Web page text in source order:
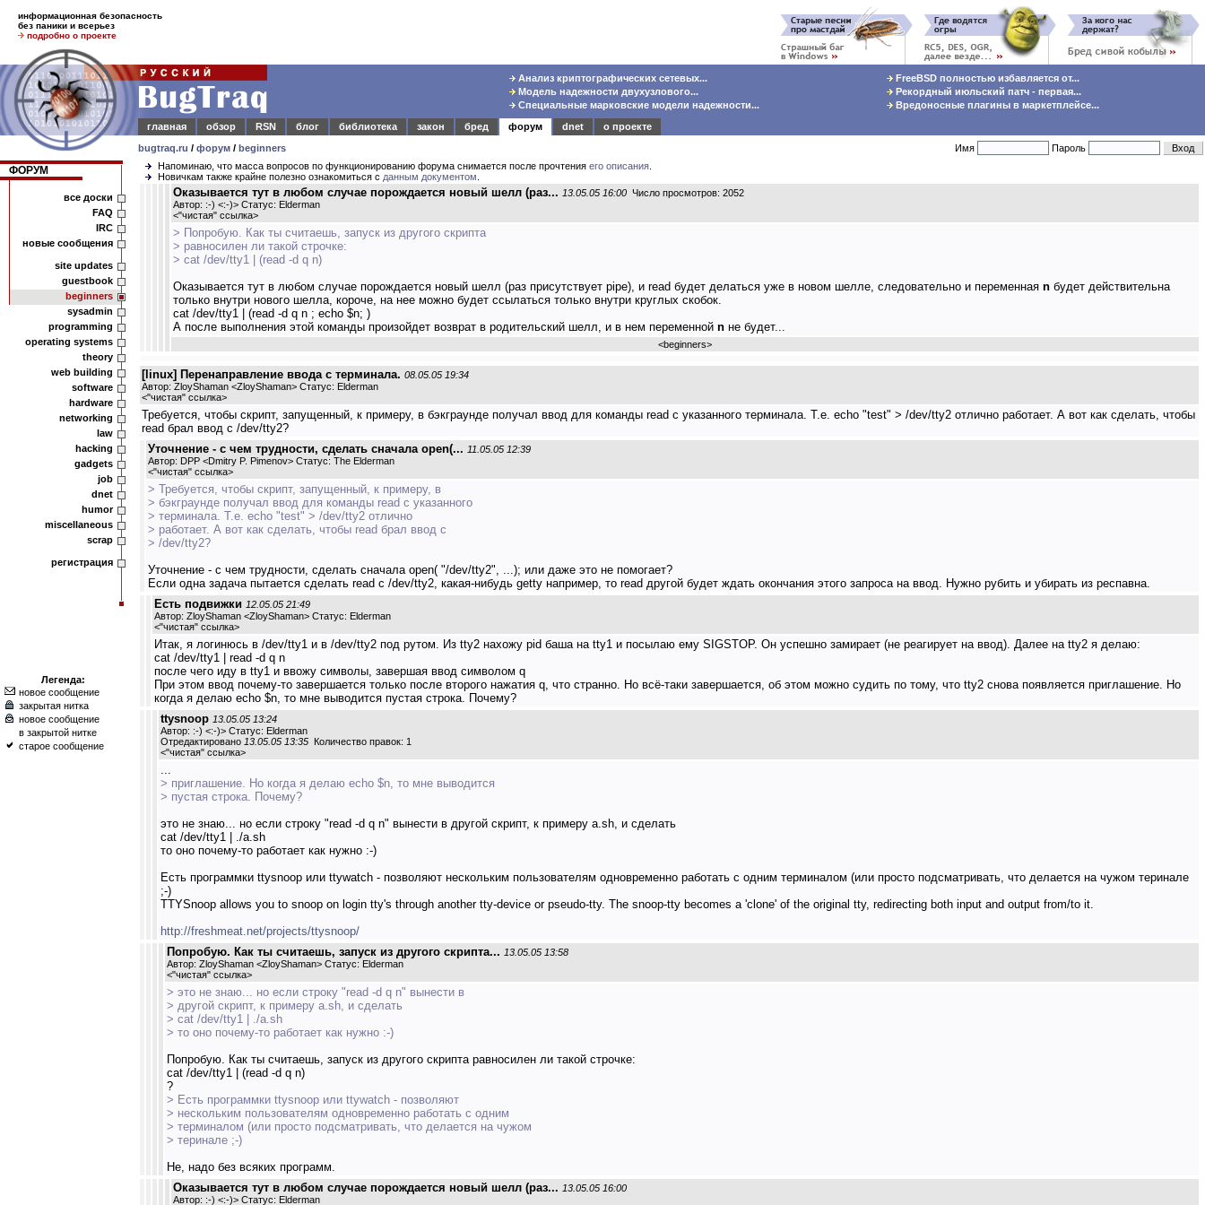
информационная безопасность
без паники и всерьез
подробно о проекте
Анализ криптографических сетевых...
Модель надежности двухузлового...
Специальные марковские модели надежности...
FreeBSD полностью избавляется от...
Рекордный июльский патч - первая...
Вредоносные плагины в маркетплейсе...
главная
обзор RSN блог библиотека закон бред форум dnet
о проекте
bugtraq.ru / форум / beginners Имя Пароль
ФОРУМ
все доски
FAQ
IRC
новые сообщения
site updates
guestbook
beginners
sysadmin
programming
operating systems
theory
web building
software
hardware
networking
law
hacking
gadgets
job
dnet
humor
miscellaneous
scrap
регистрация
Легенда:
новое сообщение
закрытая нитка
новое сообщение
в закрытой нитке
старое сообщение
Напоминаю, что масса вопросов по функционированию форума снимается после прочтения его описания
Новичкам также крайне полезно ознакомиться с данным документом
Оказывается тут в любом случае порождается новый шелл (раз... 13.05.05 16:00 Число просмотров: 2052
Автор: :-) <:-)> Статус: Elderman
<"чистая" ссылка>
> Попробую. Как ты считаешь, запуск из другого скрипта
> равносилен ли такой строчке:
> cat /dev/tty1 | (read -d q n)
Оказывается тут в любом случае порождается новый шелл (раз присутствует pipe), и read будет делаться уже в новом шелле, следовательно и переменная n будет действительна
только внутри нового шелла, короче, на нее можно будет ссылаться только внутри круглых скобок.
cat /dev/tty1 | (read -d q n ; echo $n; )
А после выполнения этой команды произойдет возврат в родительский шелл, и в нем переменной n не будет...
<beginners>
[linux] Перенаправление ввода с терминала. 08.05.05 19:34
Автор: ZloyShaman <ZloyShaman> Статус: Elderman
<"чистая" ссылка>
Требуется, чтобы скрипт, запущенный, к примеру, в бэкграунде получал ввод для команды read с указанного терминала. Т.е. echo "test" > /dev/tty2 отлично работает. А вот как сделать, чтобы
read брал ввод с /dev/tty2?
Уточнение - с чем трудности, сделать сначала open(... 11.05.05 12:39
Автор: DPP <Dmitry P. Pimenov> Статус: The Elderman
<"чистая" ссылка>
> Требуется, чтобы скрипт, запущенный, к примеру, в
> бэкграунде получал ввод для команды read с указанного
> терминала. Т.е. echo "test" > /dev/tty2 отлично
> работает. А вот как сделать, чтобы read брал ввод с
> /dev/tty2?
Уточнение - с чем трудности, сделать сначала open( "/dev/tty2", ...); или даже это не помогает?
Если одна задача пытается сделать read с /dev/tty2, какая-нибудь getty например, то read другой будет ждать окончания этого запроса на ввод. Нужно рубить и убирать из респавна.
Есть подвижки 12.05.05 21:49
Автор: ZloyShaman <ZloyShaman> Статус: Elderman
<"чистая" ссылка>
Итак, я логинюсь в /dev/tty1 и в /dev/tty2 под рутом. Из tty2 нахожу pid баша на tty1 и посылаю ему SIGSTOP. Он успешно замирает (не реагирует на ввод). Далее на tty2 я делаю:
cat /dev/tty1 | read -d q n
после чего иду в tty1 и ввожу символы, завершая ввод символом q
При этом ввод почему-то завершается только после второго нажатия q, что странно. Но всё-таки завершается, об этом можно судить по тому, что tty2 снова появляется приглашение. Но
когда я делаю echo $n, то мне выводится пустая строка. Почему?
ttysnoop 13.05.05 13:24
Автор: :-) <:-)> Статус: Elderman
Отредактировано 13.05.05 13:35 Количество правок: 1
<"чистая" ссылка>
...
> приглашение. Но когда я делаю echo $n, то мне выводится
> пустая строка. Почему?
это не знаю... но если строку "read -d q n" вынести в другой скрипт, к примеру a.sh, и сделать
cat /dev/tty1 | ./a.sh
то оно почему-то работает как нужно :-)
Есть программки ttysnoop или ttywatch - позволяют нескольким пользователям одновременно работать с одним терминалом (или просто подсматривать, что делается на чужом теринале
;-)
TTYSnoop allows you to snoop on login tty's through another tty-device or pseudo-tty. The snoop-tty becomes a 'clone' of the original tty, redirecting both input and output from/to it.
http://freshmeat.net/projects/ttysnoop/
Попробую. Как ты считаешь, запуск из другого скрипта... 13.05.05 13:58
Автор: ZloyShaman <ZloyShaman> Статус: Elderman
<"чистая" ссылка>
> это не знаю... но если строку "read -d q n" вынести в
> другой скрипт, к примеру a.sh, и сделать
> cat /dev/tty1 | ./a.sh
> то оно почему-то работает как нужно :-)
Попробую. Как ты считаешь, запуск из другого скрипта равносилен ли такой строчке:
cat /dev/tty1 | (read -d q n)
?
> Есть программки ttysnoop или ttywatch - позволяют
> нескольким пользователям одновременно работать с одним
> терминалом (или просто подсматривать, что делается на чужом
> теринале ;-)
Не, надо без всяких программ.
Оказывается тут в любом случае порождается новый шелл (раз... 13.05.05 16:00
Автор: :-) <:-)> Статус: Elderman